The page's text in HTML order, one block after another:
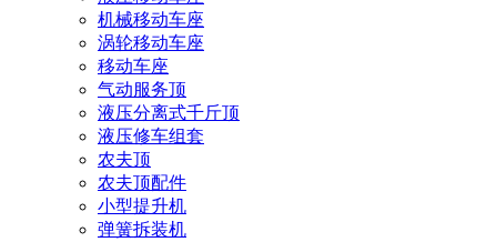
机械移动车座
涡轮移动车座
移动车座
气动服务顶
液压分离式千斤顶
液压修车组套
农夫顶
农夫顶配件
小型提升机
弹簧拆装机